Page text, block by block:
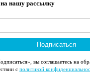
нашу рассылку
Подписаться
вы соглашаетесь на
с политикой